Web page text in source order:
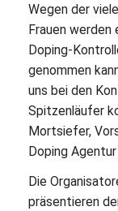
Wegen der
Frauen
Doping-
genommen
uns bei den
Spitzenläufer
Mortsiefer,
Doping
Die
präsentieren